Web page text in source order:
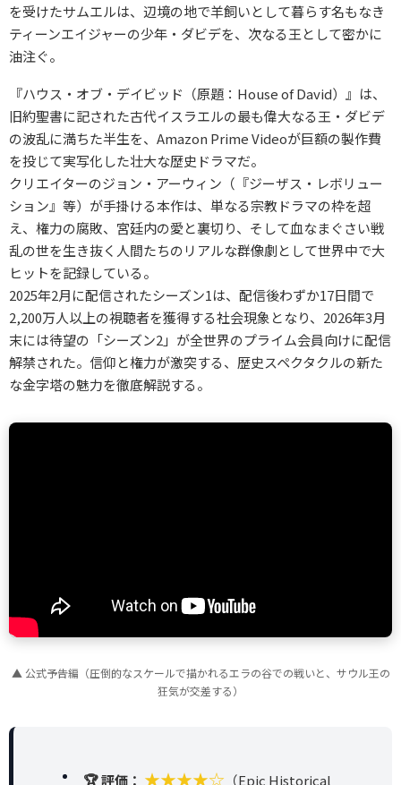
を受けたサムエルは、辺境の地で羊飼いとして暮らす名もなき
ティーンエイジャーの少年・ダビデを、次なる王として密かに
油注ぐ。
『ハウス・オブ・デイビッド（原題：House of David）』は、
旧約聖書に記された古代イスラエルの最も偉大なる王・ダビデ
の波乱に満ちた半生を、Amazon Prime Videoが巨額の製作費
を投じて実写化した壮大な歴史ドラマだ。
クリエイターのジョン・アーウィン（『ジーザス・レボリュー
ション』等）が手掛ける本作は、単なる宗教ドラマの枠を超
え、権力の腐敗、宮廷内の愛と裏切り、そして血なまぐさい戦
乱の世を生き抜く人間たちのリアルな群像劇として世界中で大
ヒットを記録している。
2025年2月に配信されたシーズン1は、配信後わずか17日間で
2,200万人以上の視聴者を獲得する社会現象となり、2026年3月
末には待望の「シーズン2」が全世界のプライム会員向けに配信
解禁された。信仰と権力が激突する、歴史スペクタクルの新た
な金字塔の魅力を徹底解説する。
▲ 公式予告編（圧倒的なスケールで描かれるエラの谷での戦いと、サウル王の
狂気が交差する）
🏆 評価： ★★★★☆ （Epic Historical